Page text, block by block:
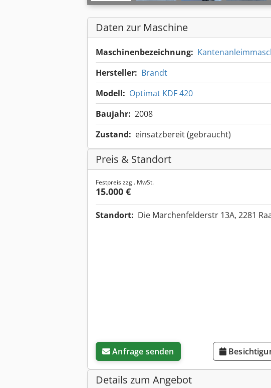
Daten zur Maschine
Maschinenbezeichnung:
Hersteller: Brandt
Modell: Optimat KDF 420
Baujahr: 2008
Zustand: einsatzbereit (gebraucht)
Preis & Standort
Festpreis zzgl. MwSt.
15.000 €
Standort: Die Marchenfelderstr 13A, 2281
Anfrage senden
Details zum Angebot